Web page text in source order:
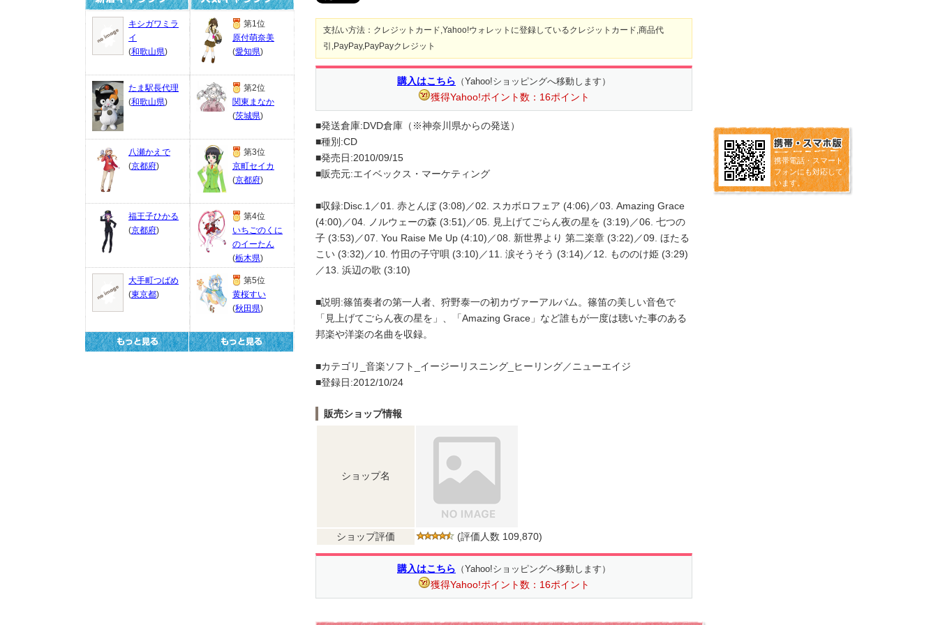
キシガワミラ
イ
(和歌山県)
たま駅長代理
(和歌山県)
八瀬かえで
(京都府)
福王子ひかる
(京都府)
大手町つばめ
(東京都)
第1位
原付萌奈美
(愛知県)
第2位
関東まなか
(茨城県)
第3位
京町セイカ
(京都府)
第4位
いちごのくに
のイーたん
(栃木県)
第5位
黄桜すい
(秋田県)
支払い方法：クレジットカード,Yahoo!ウォレットに登録しているクレジットカード,商品代
引,PayPay,PayPayクレジット
購入はこちら （Yahoo!ショッピングへ移動します）
獲得Yahoo!ポイント数：16ポイント
■発送倉庫:DVD倉庫（※神奈川県からの発送）
■種別:CD
■発売日:2010/09/15
■販売元:エイベックス・マーケティング
■収録:Disc.1／01. 赤とんぼ (3:08)／02. スカボロフェア (4:06)／03. Amazing Grace
(4:00)／04. ノルウェーの森 (3:51)／05. 見上げてごらん夜の星を (3:19)／06. 七つの
子 (3:53)／07. You Raise Me Up (4:10)／08. 新世界より 第二楽章 (3:22)／09. ほたる
こい (3:32)／10. 竹田の子守唄 (3:10)／11. 涙そうそう (3:14)／12. もののけ姫 (3:29)
／13. 浜辺の歌 (3:10)
■説明:篠笛奏者の第一人者、狩野泰一の初カヴァーアルバム。篠笛の美しい音色で
「見上げてごらん夜の星を」、「Amazing Grace」など誰もが一度は聴いた事のある
邦楽や洋楽の名曲を収録。
■カテゴリ_音楽ソフト_イージーリスニング_ヒーリング／ニューエイジ
■登録日:2012/10/24
販売ショップ情報
ショップ名
ショップ評価 (評価人数 109,870)
購入はこちら （Yahoo!ショッピングへ移動します）
獲得Yahoo!ポイント数：16ポイント
携帯電話・スマート
フォンにも対応して
います。